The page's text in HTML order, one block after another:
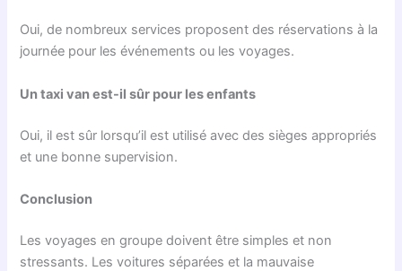
Oui, de nombreux services proposent des réservations à la
journée pour les événements ou les voyages.
Un taxi van est-il sûr pour les enfants
Oui, il est sûr lorsqu’il est utilisé avec des sièges appropriés
et une bonne supervision.
Conclusion
Les voyages en groupe doivent être simples et non
stressants. Les voitures séparées et la mauvaise